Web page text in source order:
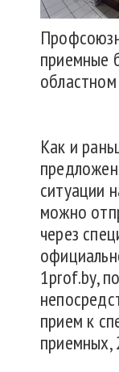
приемные
Как и
ситуации
можно
через
1prof.by,
прием к